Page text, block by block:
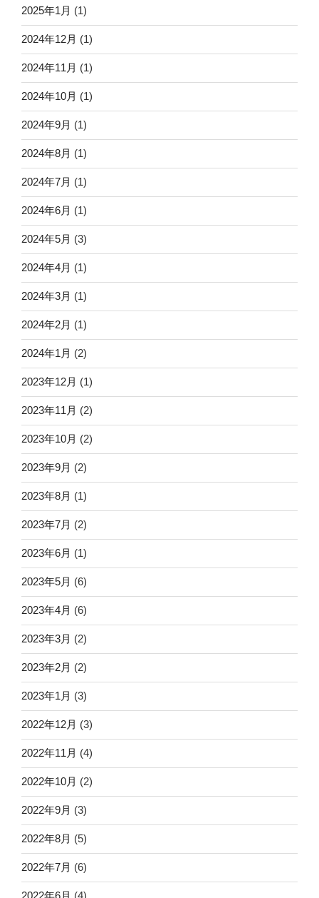
2025年1月 (1)
2024年12月 (1)
2024年11月 (1)
2024年10月 (1)
2024年9月 (1)
2024年8月 (1)
2024年7月 (1)
2024年6月 (1)
2024年5月 (3)
2024年4月 (1)
2024年3月 (1)
2024年2月 (1)
2024年1月 (2)
2023年12月 (1)
2023年11月 (2)
2023年10月 (2)
2023年9月 (2)
2023年8月 (1)
2023年7月 (2)
2023年6月 (1)
2023年5月 (6)
2023年4月 (6)
2023年3月 (2)
2023年2月 (2)
2023年1月 (3)
2022年12月 (3)
2022年11月 (4)
2022年10月 (2)
2022年9月 (3)
2022年8月 (5)
2022年7月 (6)
2022年6月 (4)